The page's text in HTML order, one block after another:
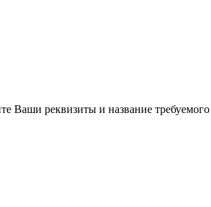
Ваши реквизиты и название требуемого